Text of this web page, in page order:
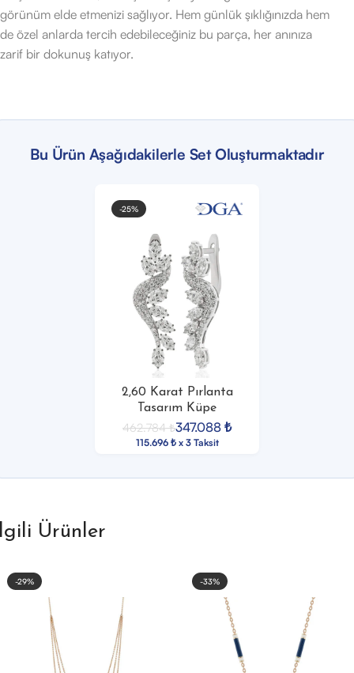
görünüm elde etmenizi sağlıyor. Hem günlük şıklığınızda hem
de özel anlarda tercih edebileceğiniz bu parça, her anınıza
zarif bir dokunuş katıyor.
Bu Ürün Aşağıdakilerle Set Oluşturmaktadır
-25%
2,60 Karat Pırlanta
Tasarım Küpe
462.784₺347.088 ₺
115.696 ₺ x 3 Taksit
Ürünler
-29% -33%